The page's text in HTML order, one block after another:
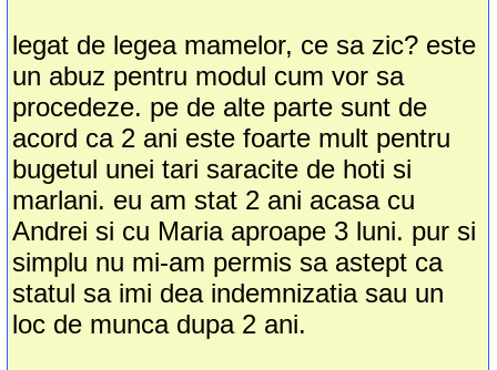
legat de legea mamelor, ce sa zic? este
un abuz pentru modul cum vor sa
procedeze. pe de alte parte sunt de
acord ca 2 ani este foarte mult pentru
bugetul unei tari saracite de hoti si
marlani. eu am stat 2 ani acasa cu
Andrei si cu Maria aproape 3 luni. pur si
simplu nu mi-am permis sa astept ca
statul sa imi dea indemnizatia sau un
loc de munca dupa 2 ani.